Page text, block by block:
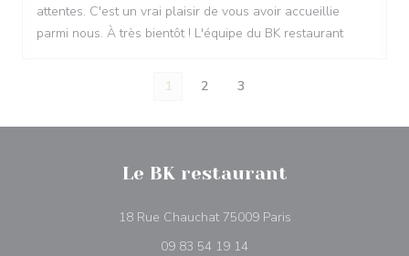
attentes. C'est un vrai plaisir de vous avoir accueillie
parmi nous. À très bientôt ! L'équipe du BK restaurant
1 2 3
Le BK restaurant
18 Rue Chauchat 75009 Paris((在新窗口中打开))
09 83 54 19 14